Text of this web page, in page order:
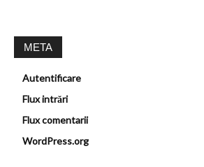
META
Autentificare
Flux intrări
Flux comentarii
WordPress.org